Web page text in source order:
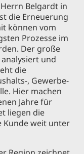
Belgardt in
die Erneuerung
können vom
Prozesse im
Der große
und
die
, Gewerbe-
Hier machen
Jahre für
liegen die
Kunde weit unter